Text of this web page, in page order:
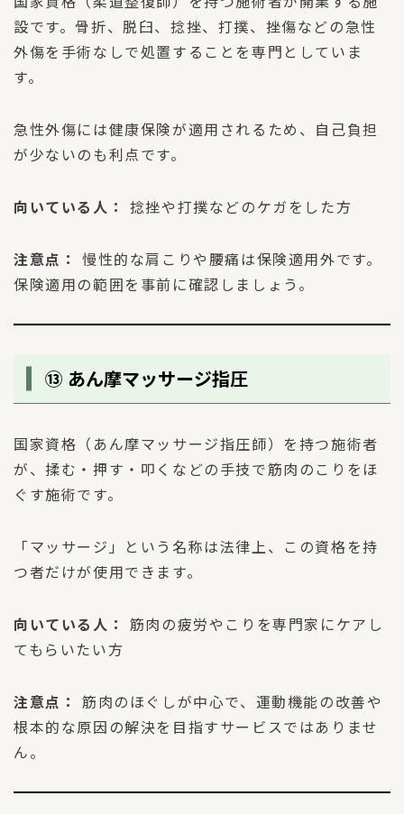
設です。骨折、脱臼、捻挫、打撲、挫傷などの急性
外傷を手術なしで処置することを専門としていま
す。
急性外傷には健康保険が適用されるため、自己負担
が少ないのも利点です。
向いている人： 捻挫や打撲などのケガをした方
注意点： 慢性的な肩こりや腰痛は保険適用外です。
保険適用の範囲を事前に確認しましょう。
⑬ あん摩マッサージ指圧
国家資格（あん摩マッサージ指圧師）を持つ施術者
が、揉む・押す・叩くなどの手技で筋肉のこりをほ
ぐす施術です。
「マッサージ」という名称は法律上、この資格を持
つ者だけが使用できます。
向いている人： 筋肉の疲労やこりを専門家にケアし
てもらいたい方
注意点： 筋肉のほぐしが中心で、運動機能の改善や
根本的な原因の解決を目指すサービスではありませ
ん。